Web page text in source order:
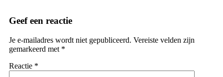
Geef een reactie
Je e-mailadres wordt niet gepubliceerd. Vereiste velden zijn
gemarkeerd met *
Reactie *